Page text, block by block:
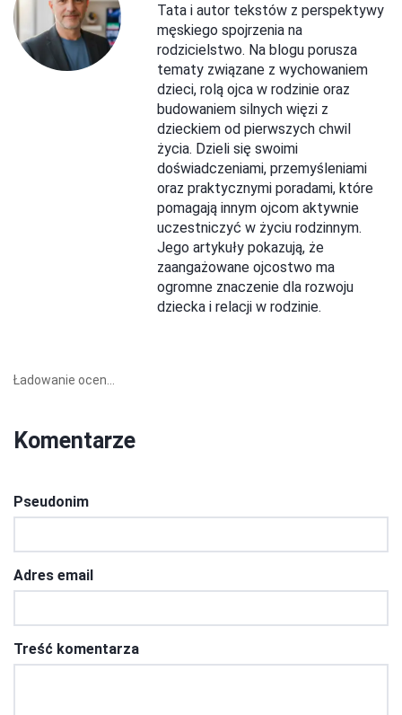
Tata i autor tekstów z perspektywy
męskiego spojrzenia na
rodzicielstwo. Na blogu porusza
tematy związane z wychowaniem
dzieci, rolą ojca w rodzinie oraz
budowaniem silnych więzi z
dzieckiem od pierwszych chwil
życia. Dzieli się swoimi
doświadczeniami, przemyśleniami
oraz praktycznymi poradami, które
pomagają innym ojcom aktywnie
uczestniczyć w życiu rodzinnym.
Jego artykuły pokazują, że
zaangażowane ojcostwo ma
ogromne znaczenie dla rozwoju
dziecka i relacji w rodzinie.
Ładowanie ocen...
Komentarze
Pseudonim
Adres email
Treść komentarza